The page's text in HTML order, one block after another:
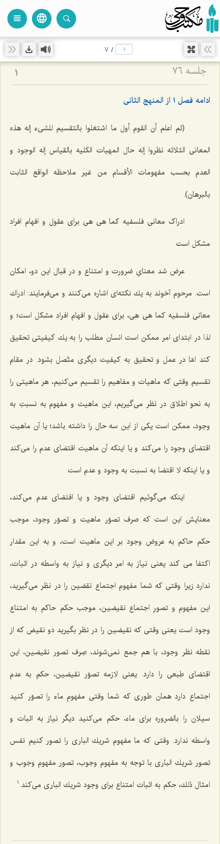
language
view_headline
/
7
جلسه ۷۶ 1
ادامه فصل ١ از المنهج الثانى
(ثم اعلم أن القوم أول ما اشتغلوا بالتقسیم للشیء إله هذه
المعانى الثلاثه نظروا إله حال المهیات الکلیه بالقیاس إله الوجود و
العدم بحسب مفهومات الأقسام من غیر ملاحظه الواقع الثابت
بالبرهان).
ادراک معانى فلسفیه کما هى هى براى عقول و افهام افراد
مشکل است
عرض شد معناىِ ضرورت و امتناع و در قبال این دو، امكان
است. مرحوم آخوند به یك نكته‌اى اشاره مى‌كنند و مى‌فرمایند: ادراك
معانى فلسفیه كما هى هى، براى عقول و افهام افراد مشكل است؛ و
لذا در ابتداى امر ممكن است انسان مطلب را به یك كیفیتى تحقیق
كند امّا در عمل و تحقیق به كیفیت دیگرى متّصل بشود. در مقام
تقسیم وقتى كه ماهیات و مفاهیم را تقسیم مى‌كنیم، هر ماهیتى را
به نحو اطلاق در نظر مى‌گیریم، این ماهیت و مفهوم به نسبتِ به
وجود، ممكن است یكى از این سه حال را داشته باشد؛ یا آن ماهیت
اقتضاى وجود را مى‌كند و یا اینكه آن ماهیت اقتضاى عدم را مى‌كند
و یا اینكه لا اقتضا به نسبت به وجود و عدم است.
اینكه مى‌گوئیم اقتضاى وجود و یا اقتضاى عدم مى‌كند،
معنایش این است كه صرف تصوّر ماهیت و تصوّر وجود، موجب
حكم حاكم به عروض وجود بر این ماهیت است، و به این مقدار
اكتفا مى كند یعنى نیاز به امر دیگرى و نیاز به واسطه در اثبات،
ندارد زیرا وقتى كه شما مفهوم اجتماع نقضین را در نظر مى‌گیرید،
این مفهوم و تصورِ اجتماع نقیضین، موجب حكم حاكم به امتناع
وجود است یعنى وقتى كه نقیضین را در نظر بگیرید دو نقیض كه از
نقطه نظر وجود، با هم جمع نمى‌شوند، صِرف تصور نقیضین، این
اقتضاى طبعى را دارد. یعنى لازمه تصوّر نقیضین، حكمِ به عدم
اجتماع دارد همان طورى كه شما وقتى مفهوم ماء را تصوّر كنید
سیلان را بالضروره براى ماء، حكم مى‌كنید دیگر نیاز به اثبات و
واسطه ندارد. وقتى كه ما مفهوم شریك البارى را تصور كنیم نفس
تصور شریك البارى با توجه به مفهوم وجوب، تصور مفهوم وجوب و
امثال ذلك، حكم به اثبات امتناع براى وجود شریك البارى مى‌كند. 1